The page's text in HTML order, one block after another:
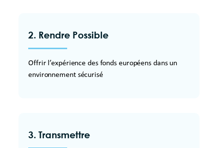
2. Rendre Possible
Offrir l’expérience des fonds européens dans un
environnement sécurisé
3. Transmettre